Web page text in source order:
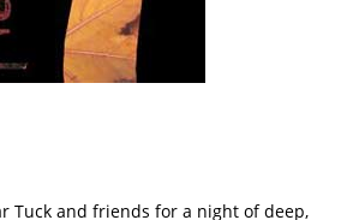
Tuck and friends for a night of deep,